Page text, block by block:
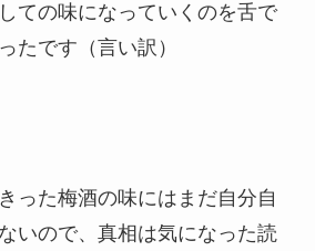
ての味になっていくのを舌で
たです（言い訳）
った梅酒の味にはまだ自分自
いので、真相は気になった読